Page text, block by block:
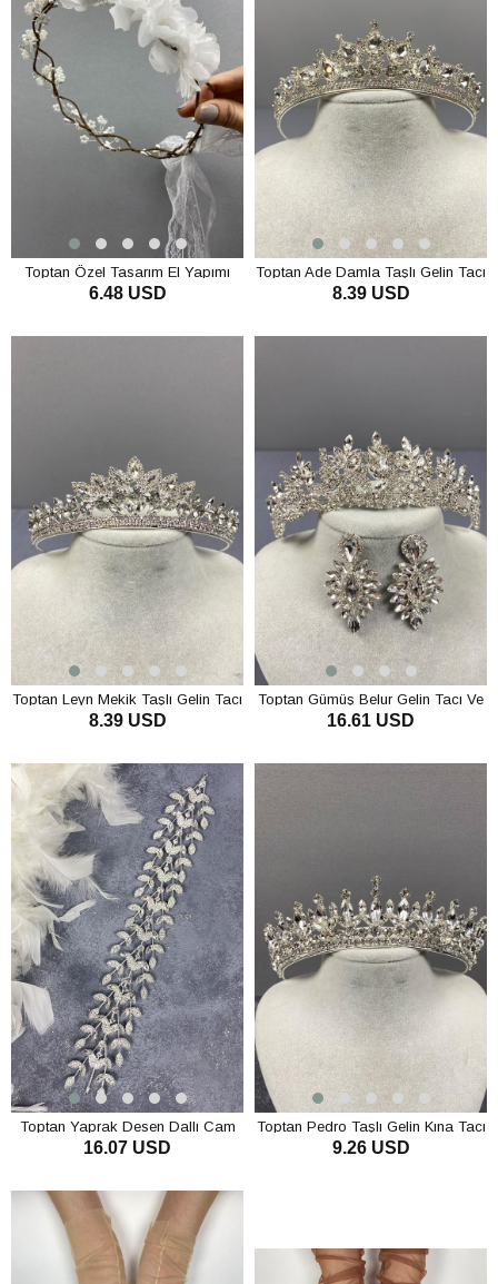
Toptan Özel Tasarım El Yapımı
İncili ve Çiçekli Gelin Tacı ve Saç
6.48 USD
Toptan Ade Damla Taşlı Gelin Tacı
8.39 USD
Toptan Leyn Mekik Taşlı Gelin Tacı
8.39 USD
Toptan Gümüş Belur Gelin Tacı Ve
Mekik Taşlı Küpe Seti
16.61 USD
Toptan Yaprak Desen Dallı Cam
Taşlı Gelin Saç Aksesuarı
16.07 USD
Toptan Pedro Taşlı Gelin Kına Tacı
9.26 USD